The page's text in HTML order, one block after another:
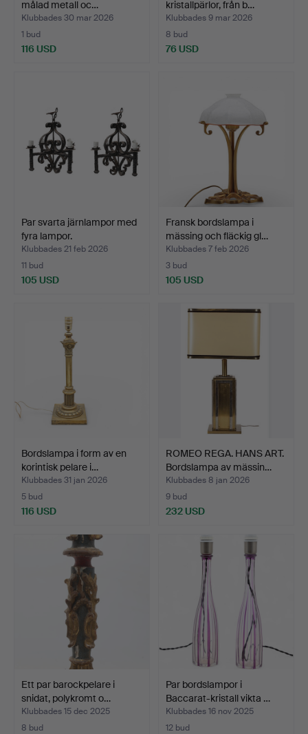
målad metall oc…
Klubbades 30 mar 2026
1 bud
116 USD
kristallpärlor, från b…
Klubbades 9 mar 2026
8 bud
76 USD
Par svarta järnlampor med
fyra lampor.
Klubbades 21 feb 2026
11 bud
105 USD
Fransk bordslampa i
mässing och fläckig gl…
Klubbades 7 feb 2026
3 bud
105 USD
Bordslampa i form av en
korintisk pelare i…
Klubbades 31 jan 2026
5 bud
116 USD
ROMEO REGA. HANS ART.
Bordslampa av mässin…
Klubbades 8 jan 2026
9 bud
232 USD
Ett par barockpelare i
snidat, polykromt o…
Klubbades 15 dec 2025
8 bud
Par bordslampor i
Baccarat-kristall vikta …
Klubbades 16 nov 2025
12 bud